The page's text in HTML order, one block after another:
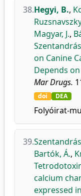
38.Hegyi, B.,
Magyar, J.,
on Canine
Depends
Mar Drugs.
doi DEA
Folyóirat-
39.
Bartók, Á.,
calcium
expressed